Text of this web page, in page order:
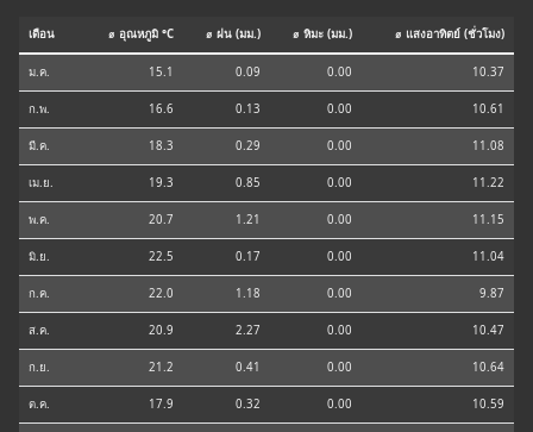
เดือน ⌀ อุณหภูมิ °C ⌀ ฝน (มม.) ⌀ หิมะ (มม.) ⌀ แสงอาทิตย์ (ชั่วโมง)
ม.ค. 15.1 0.09 0.00 10.37
ก.พ. 16.6 0.13 0.00 10.61
มี.ค. 18.3 0.29 0.00 11.08
เม.ย. 19.3 0.85 0.00 11.22
พ.ค. 20.7 1.21 0.00 11.15
มิ.ย. 22.5 0.17 0.00 11.04
ก.ค. 22.0 1.18 0.00 9.87
ส.ค. 20.9 2.27 0.00 10.47
ก.ย. 21.2 0.41 0.00 10.64
ต.ค. 17.9 0.32 0.00 10.59